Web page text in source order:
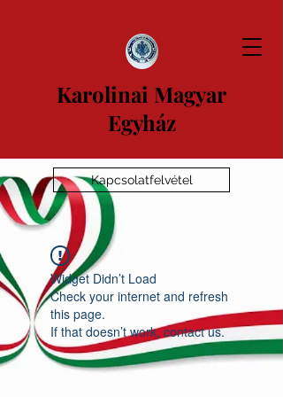
Karolinai Magyar
Egyház
Kapcsolatfelvétel
Widget Didn’t Load
Check your internet and refresh
this page.
If that doesn’t work, contact us.